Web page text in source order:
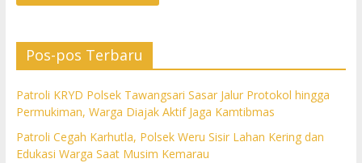
Pos-pos Terbaru
Patroli KRYD Polsek Tawangsari Sasar Jalur Protokol hingga
Permukiman, Warga Diajak Aktif Jaga Kamtibmas
Patroli Cegah Karhutla, Polsek Weru Sisir Lahan Kering dan
Edukasi Warga Saat Musim Kemarau